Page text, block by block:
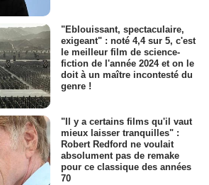
"Eblouissant, spectaculaire,
exigeant" : noté 4,4 sur 5, c'est
le meilleur film de science-
fiction de l'année 2024 et on le
doit à un maître incontesté du
genre !
"Il y a certains films qu'il vaut
mieux laisser tranquilles" :
Robert Redford ne voulait
absolument pas de remake
pour ce classique des années
70